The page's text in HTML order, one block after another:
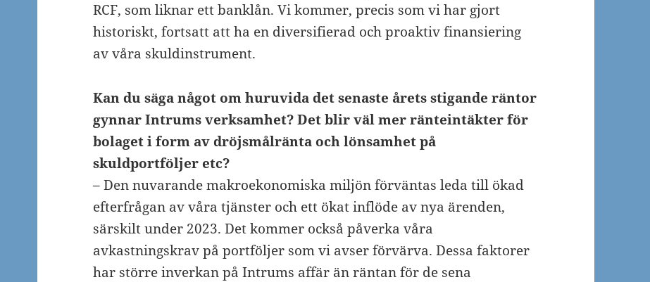
RCF, som liknar ett banklån. Vi kommer, precis som vi har gjort
historiskt, fortsatt att ha en diversifierad och proaktiv finansiering
av våra skuldinstrument.
Kan du säga något om huruvida det senaste årets stigande räntor
gynnar Intrums verksamhet? Det blir väl mer ränteintäkter för
bolaget i form av dröjsmålränta och lönsamhet på
skuldportföljer etc?
– Den nuvarande makroekonomiska miljön förväntas leda till ökad
efterfrågan av våra tjänster och ett ökat inflöde av nya ärenden,
särskilt under 2023. Det kommer också påverka våra
avkastningskrav på portföljer som vi avser förvärva. Dessa faktorer
har större inverkan på Intrums affär än räntan för de sena